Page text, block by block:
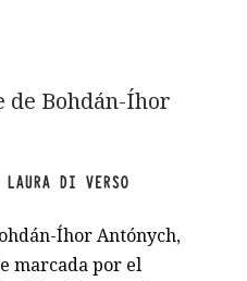
de Bohdán-Íhor
LAURA DI VERSO
Íhor Antónych,
marcada por el